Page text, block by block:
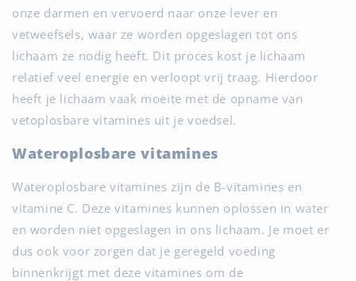
onze darmen en vervoerd naar onze lever en
vetweefsels, waar ze worden opgeslagen tot ons
lichaam ze nodig heeft. Dit proces kost je lichaam
relatief veel energie en verloopt vrij traag. Hierdoor
heeft je lichaam vaak moeite met de opname van
vetoplosbare vitamines uit je voedsel.
Wateroplosbare vitamines
Wateroplosbare vitamines zijn de B-vitamines en
vitamine C. Deze vitamines kunnen oplossen in water
en worden niet opgeslagen in ons lichaam. Je moet er
dus ook voor zorgen dat je geregeld voeding
binnenkrijgt met deze vitamines om de